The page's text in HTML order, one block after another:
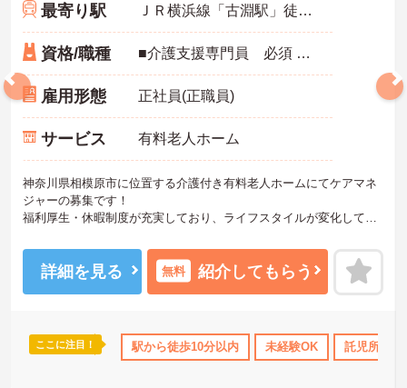
資格取得サポート 研修制度あり 産休･育休･介護休暇取得実
最寄り駅 ＪＲ横浜線「古淵駅」徒歩8分
資格/職種 ■介護支援専門員 必須 ■経験：不問
雇用形態 正社員(正職員)
サービス 有料老人ホーム
神奈川県相模原市に位置する介護付き有料老人ホームにてケアマネ
ジャーの募集です！
福利厚生・休暇制度が充実しており、ライフスタイルが変化しても
ご興味のある方には、面接対策ポイントなど、さらに詳細をご案内
しますのでお気軽にご相談ください！
詳細を見る 無料 紹介してもらう
ここに注目！ 駅から徒歩10分以内 未経験OK 託児所・育